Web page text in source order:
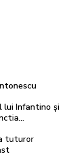
lui Infantino și
tuturor